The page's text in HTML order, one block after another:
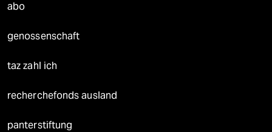
abo
genossenschaft
taz zahl ich
recherchefonds ausland
panterstiftung